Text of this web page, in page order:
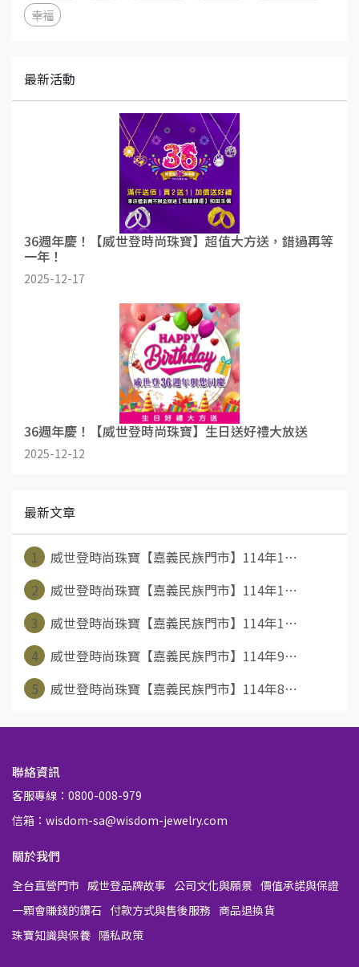
幸福
最新活動
36週年慶！【威世登時尚珠寶】超值大方送，錯過再等
一年！
2025-12-17
36週年慶！【威世登時尚珠寶】生日送好禮大放送
2025-12-12
最新文章
1
威世登時尚珠寶【嘉義民族門市】114年1⋯
2
威世登時尚珠寶【嘉義民族門市】114年1⋯
3
威世登時尚珠寶【嘉義民族門市】114年1⋯
4
威世登時尚珠寶【嘉義民族門市】114年9⋯
5
威世登時尚珠寶【嘉義民族門市】114年8⋯
聯絡資訊
客服專線：0800-008-979
信箱：wisdom-sa@wisdom-jewelry.com
關於我們
全台直營門市 威世登品牌故事 公司文化與願景 價值承諾與保證
一顆會賺錢的鑽石 付款方式與售後服務 商品退換貨
珠寶知識與保養 隱私政策